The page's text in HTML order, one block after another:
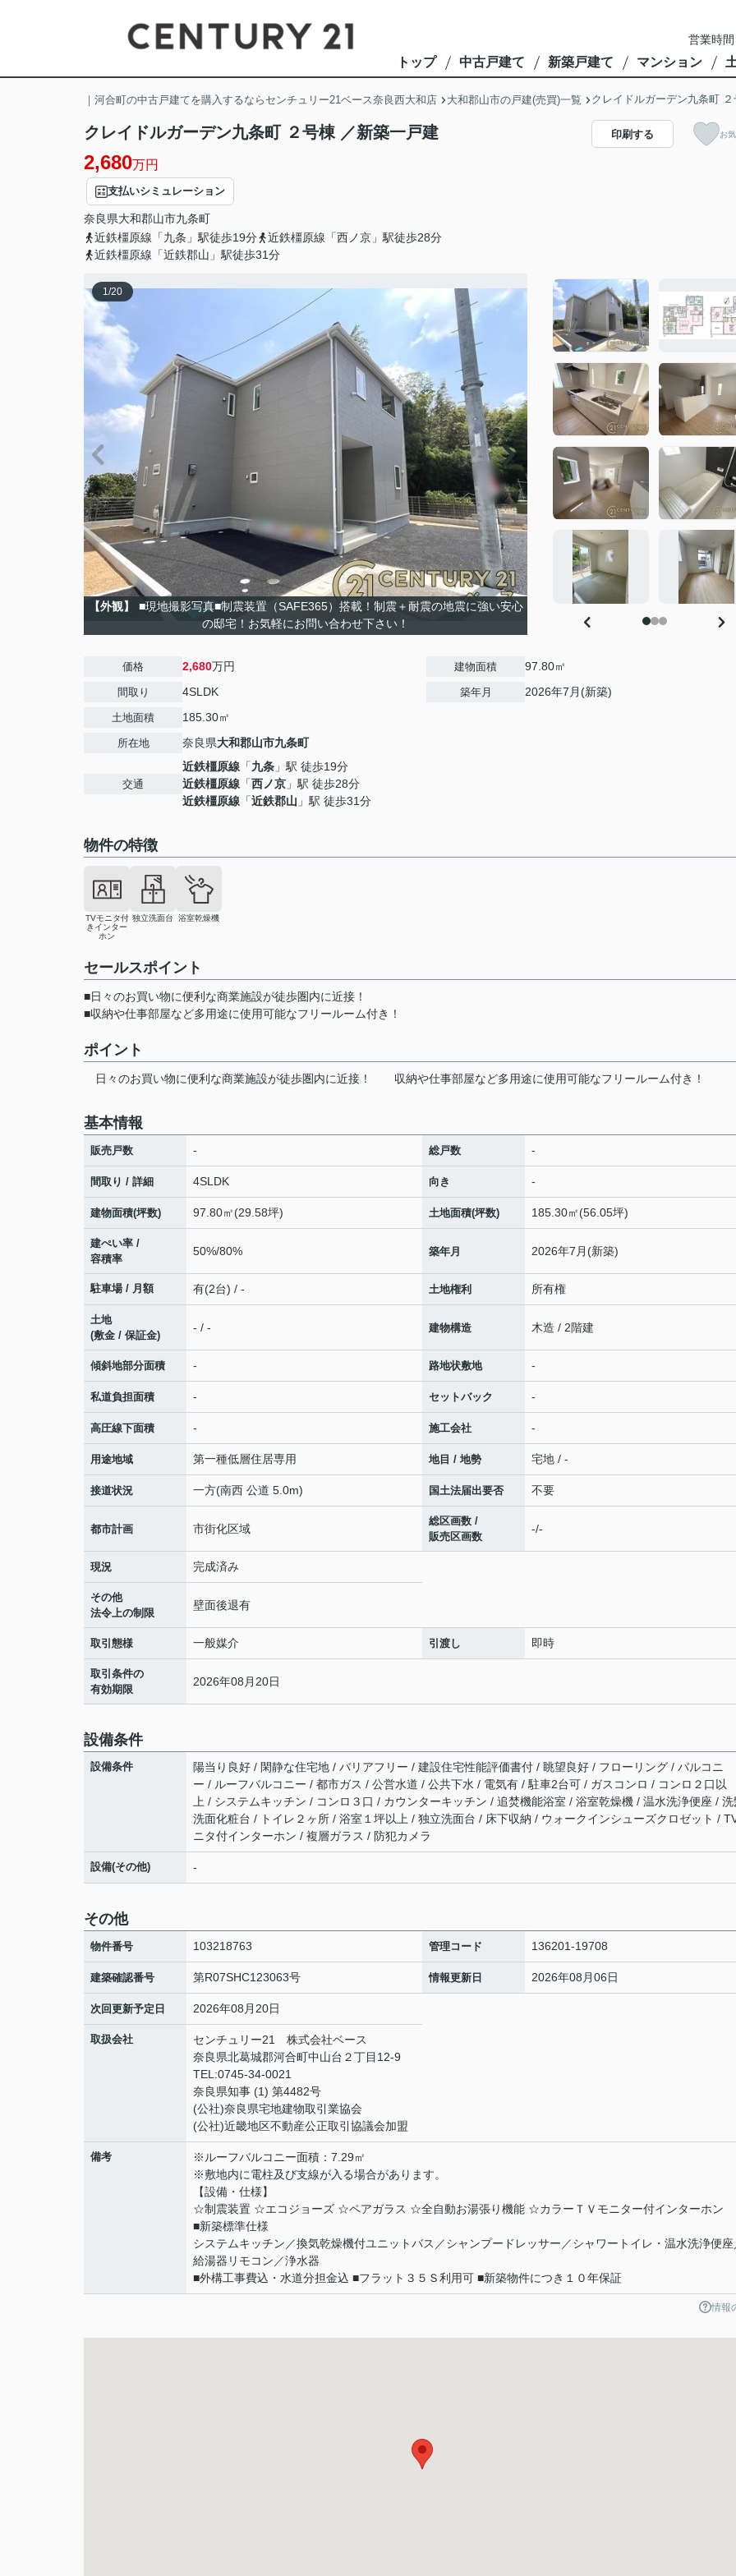
営業時
トップ 中古戸建て 新築戸建て マンション
｜河合町の中古戸建てを購入するならセンチュリー21ベース奈良西大和店 大和郡山市の戸建(売買)一覧 クレイドルガーデン九条町
クレイドルガーデン九条町 ２号棟 ／新築一戸建
2,680万円
支払いシミュレーション
奈良県大和郡山市九条町
近鉄橿原線「九条」駅徒歩19分
近鉄橿原線「西ノ京」駅徒歩28分
近鉄橿原線「近鉄郡山」駅徒歩31分
印刷する お
1/20
【外観】
■現地撮影写真■制震装置（SAFE365）搭載！制震＋耐震の地震に強い安心
の邸宅！お気軽にお問い合わせ下さい！
価格 2,680万円
間取り 4SLDK
土地面積 185.30㎡
所在地 奈良県大和郡山市九条町
交通
近鉄橿原線 「九条 」駅 徒歩19分
近鉄橿原線 「西ノ京 」駅 徒歩28分
近鉄橿原線 「近鉄郡山 」駅 徒歩31分
建物面積 97.80㎡
築年月 2026年7月(新築)
物件の特徴
TVモニタ付
きインター
ホン
独立洗面台 浴室乾燥機
セールスポイント
■日々のお買い物に便利な商業施設が徒歩圏内に近接！
■収納や仕事部屋など多用途に使用可能なフリールーム付き！
ポイント
日々のお買い物に便利な商業施設が徒歩圏内に近接！ 収納や仕事部屋など多用途に使用可能なフリールーム付き！
基本情報
販売戸数 - 総戸数 -
間取り / 詳細 4SLDK 向き -
建物面積(坪数) 97.80㎡(29.58坪) 土地面積(坪数) 185.30㎡(56.05坪)
建ぺい率 /
容積率
50%/80% 築年月 2026年7月(新築)
駐車場 / 月額 有(2台) / - 土地権利 所有権
土地
(敷金 / 保証金)
- / - 建物構造 木造 / 2階建
傾斜地部分面積 - 路地状敷地 -
私道負担面積 - セットバック -
高圧線下面積 - 施工会社 -
用途地域 第一種低層住居専用 地目 / 地勢 宅地 / -
接道状況 一方(南西 公道 5.0m) 国土法届出要否 不要
都市計画 市街化区域
総区画数 /
販売区画数
-/-
現況 完成済み
その他
法令上の制限
壁面後退有
取引態様 一般媒介 引渡し 即時
取引条件の
有効期限
2026年08月20日
設備条件
設備条件
陽当り良好 / 閑静な住宅地 / バリアフリー / 建設住宅性能評価書付 / 眺望良好 / フローリング / バルコニ
ー / ルーフバルコニー / 都市ガス / 公営水道 / 公共下水 / 電気有 / 駐車2台可 / ガスコンロ / コンロ２口以
上 / システムキッチン / コンロ３口 / カウンターキッチン / 追焚機能浴室 / 浴室乾燥機 / 温水洗浄便座 / 洗
洗面化粧台 / トイレ２ヶ所 / 浴室１坪以上 / 独立洗面台 / 床下収納 / ウォークインシューズクロゼット /
ニタ付インターホン / 複層ガラス / 防犯カメラ
設備(その他) -
その他
物件番号 103218763 管理コード 136201-19708
建築確認番号 第R07SHC123063号 情報更新日 2026年08月06日
次回更新予定日 2026年08月20日
取扱会社
センチュリー21 株式会社ベース
奈良県北葛城郡河合町中山台２丁目12-9
TEL:0745-34-0021
奈良県知事 (1) 第4482号
(公社)奈良県宅地建物取引業協会
(公社)近畿地区不動産公正取引協議会加盟
備考
※ルーフバルコニー面積：7.29㎡
※敷地内に電柱及び支線が入る場合があります。
【設備・仕様】
☆制震装置 ☆エコジョーズ ☆ペアガラス ☆全自動お湯張り機能 ☆カラーＴＶモニター付インターホン
■新築標準仕様
システムキッチン／換気乾燥機付ユニットバス／シャンプードレッサー／シャワートイレ・温水洗浄便座
給湯器リモコン／浄水器
■外構工事費込・水道分担金込 ■フラット３５Ｓ利用可 ■新築物件につき１０年保証
情報